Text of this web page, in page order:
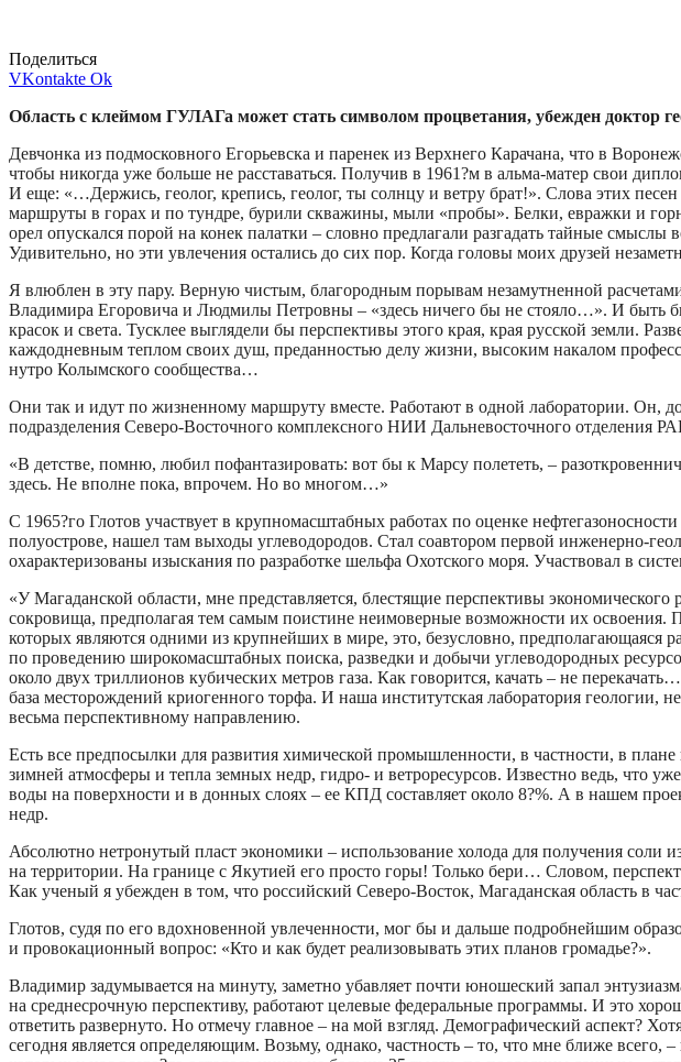
Поделиться
VKontakte Ok
Область с клеймом ГУЛАГа может стать символом процветания, убежден доктор
Девчонка из подмосковного Егорьевска и паренек из Верхнего Карачана, что в
чтобы никогда уже больше не расставаться. Получив в 1961?м в альма-матер свои
И еще: «…Держись, геолог, крепись, геолог, ты солнцу и ветру брат!». Слова этих
маршруты в горах и по тундре, бурили скважины, мыли «пробы». Белки, евражки и
орел опускался порой на конек палатки – словно предлагали разгадать тайные
Удивительно, но эти увлечения остались до сих пор. Когда головы моих друзей
Я влюблен в эту пару. Верную чистым, благородным порывам незамутненной
Владимира Егоровича и Людмилы Петровны – «здесь ничего бы не стояло…». И быть
красок и света. Тусклее выглядели бы перспективы этого края, края русской земли.
каждодневным теплом своих душ, преданностью делу жизни, высоким накалом
нутро Колымского сообщества…
Они так и идут по жизненному маршруту вместе. Работают в одной лаборатории. Он,
подразделения Северо-Восточного комплексного НИИ Дальневосточного отделения
«В детстве, помню, любил пофантазировать: вот бы к Марсу полететь, –
здесь. Не вполне пока, впрочем. Но во многом…»
С 1965?го Глотов участвует в крупномасштабных работах по оценке
полуострове, нашел там выходы углеводородов. Стал соавтором первой инженерно-
охарактеризованы изыскания по разработке шельфа Охотского моря. Участвовал в
«У Магаданской области, мне представляется, блестящие перспективы
сокровища, предполагая тем самым поистине неимоверные возможности их
которых являются одними из крупнейших в мире, это, безусловно, предполагающаяся
по проведению широкомасштабных поиска, разведки и добычи углеводородных
около двух триллионов кубических метров газа. Как говорится, качать – не
база месторождений криогенного торфа. И наша институтская лаборатория геологии,
весьма перспективному направлению.
Есть все предпосылки для развития химической промышленности, в частности, в
зимней атмосферы и тепла земных недр, гидро- и ветроресурсов. Известно ведь, что
воды на поверхности и в донных слоях – ее КПД составляет около 8?%. А в нашем
недр.
Абсолютно нетронутый пласт экономики – использование холода для получения
на территории. На границе с Якутией его просто горы! Только бери… Словом,
Как ученый я убежден в том, что российский Северо-Восток, Магаданская область в
Глотов, судя по его вдохновенной увлеченности, мог бы и дальше подробнейшим
и провокационный вопрос: «Кто и как будет реализовывать этих планов громадье?».
Владимир задумывается на минуту, заметно убавляет почти юношеский запал
на среднесрочную перспективу, работают целевые федеральные программы. И это
ответить развернуто. Но отмечу главное – на мой взгляд. Демографический аспект?
сегодня является определяющим. Возьму, однако, частность – то, что мне ближе